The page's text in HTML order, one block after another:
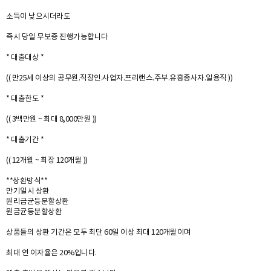
소득이 낮으시더라도
즉시 당일 무보증 진행가능합니다
* 대출대상 *
(( 만25세 이상의 공무원.직장인.사업자.프리랜스.주부.유흥종사자.일용직 ))
* 대출한도 *
(( 3백만원 ~ 최대 8,000만원 ))
* 대출기간 *
(( 12개월 ~ 최장 120개월 ))
**상환방식**
만기일시 상환
원리금균등분할상환
원금균등분할상환
상품들의 상환 기간은 모두 최단 60일 이상 최대 120개월이며
최대 연 이자율은 20%입니다.